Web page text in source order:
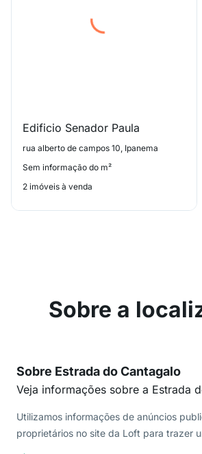
Edificio Senador Paula
rua alberto de campos 10, Ipanema
Sem informação do m²
2 imóveis à venda
Sobre a
Sobre Estrada do Cantagalo
Veja informações sobre a Estrada
Utilizamos informações de anúncios
proprietários no site da Loft para trazer